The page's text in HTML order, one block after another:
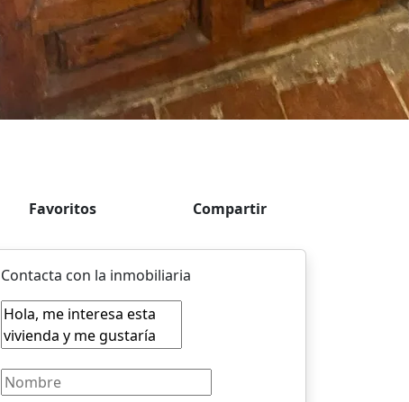
Favoritos Compartir
Contacta con la inmobiliaria